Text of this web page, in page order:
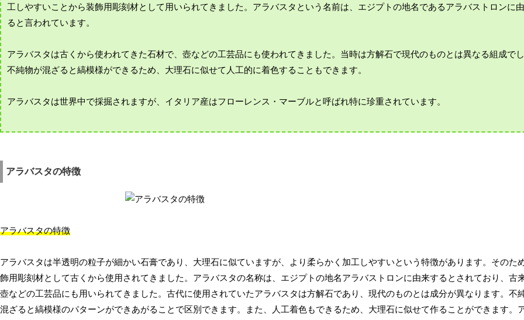
工しやすいことから装飾用彫刻材として用いられてきました。アラバスタという名前は、エジプトの地名であるアラバストロンに
ると言われています。
アラバスタは古くから使われてきた石材で、壺などの工芸品にも使われてきました。当時は方解石で現代のものとは異なる組成でし
不純物が混ざると縞模様ができるため、大理石に似せて人工的に着色することもできます。
アラバスタは世界中で採掘されますが、イタリア産はフローレンス・マーブルと呼ばれ特に珍重されています。
アラバスタの特徴
アラバスタの特徴
アラバスタは半透明の粒子が細かい石膏であり、大理石に似ていますが、より柔らかく加工しやすいという特徴があります。そのた
飾用彫刻材として古くから使用されてきました。アラバスタの名称は、エジプトの地名アラバストロンに由来するとされており、古
壺などの工芸品にも用いられてきました。古代に使用されていたアラバスタは方解石であり、現代のものとは成分が異なります。不
混ざると縞模様のパターンができあがることで区別できます。また、人工着色もできるため、大理石に似せて作ることができます。